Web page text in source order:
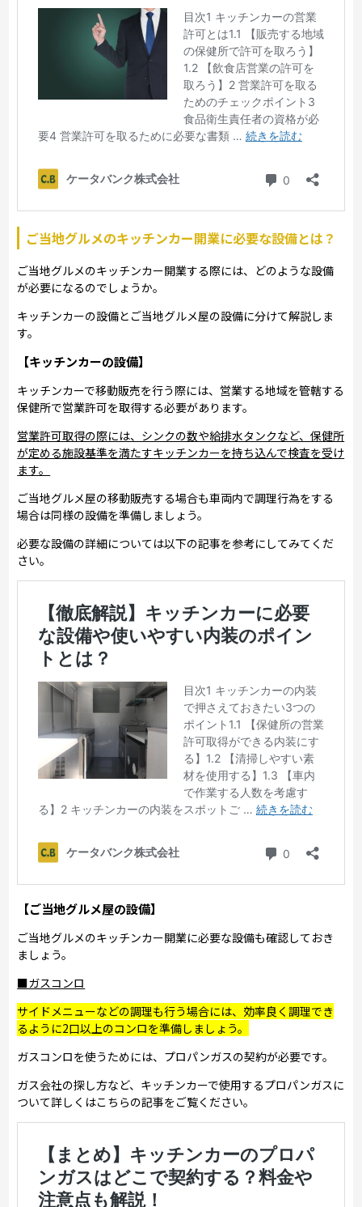
ご当地グルメのキッチンカー開業に必要な設備とは？
ご当地グルメのキッチンカー開業する際には、どのような設備
が必要になるのでしょうか。
キッチンカーの設備とご当地グルメ屋の設備に分けて解説しま
す。
【キッチンカーの設備】
キッチンカーで移動販売を行う際には、営業する地域を管轄する
保健所で営業許可を取得する必要があります。
営業許可取得の際には、シンクの数や給排水タンクなど、保健所
が定める施設基準を満たすキッチンカーを持ち込んで検査を受け
ます。
ご当地グルメ屋の移動販売する場合も車両内で調理行為をする
場合は同様の設備を準備しましょう。
必要な設備の詳細については以下の記事を参考にしてみてくだ
さい。
【ご当地グルメ屋の設備】
ご当地グルメのキッチンカー開業に必要な設備も確認しておき
ましょう。
■ガスコンロ
サイドメニューなどの調理も行う場合には、効率良く調理でき
るように2口以上のコンロを準備しましょう。
ガスコンロを使うためには、プロパンガスの契約が必要です。
ガス会社の探し方など、キッチンカーで使用するプロパンガスに
ついて詳しくはこちらの記事をご覧ください。